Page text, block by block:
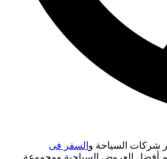
شركات السياحة و السفر فى
أفضل العروض السياحية ومجموعة